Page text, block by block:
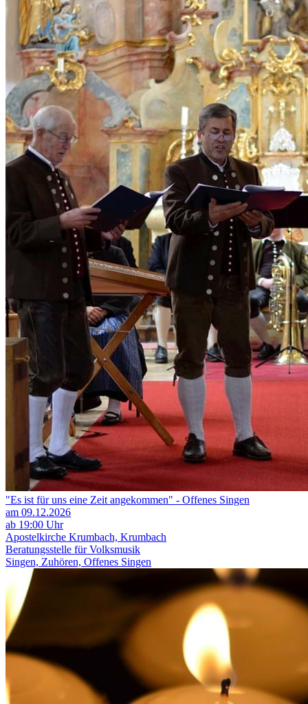
"Es ist für uns eine Zeit angekommen" - Offenes Singen
am 09.12.2026
ab 19:00 Uhr
Apostelkirche Krumbach, Krumbach
Beratungsstelle für Volksmusik
Singen, Zuhören, Offenes Singen